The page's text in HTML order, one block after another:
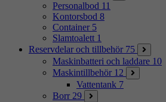
Personalbod 11
Kontorsbod 8
Container 5
Slamtoalett 1
Reservdelar och tillbehör 75
Maskinbatteri och laddare 10
Maskintillbehör 12
Vattentank 7
Borr 29